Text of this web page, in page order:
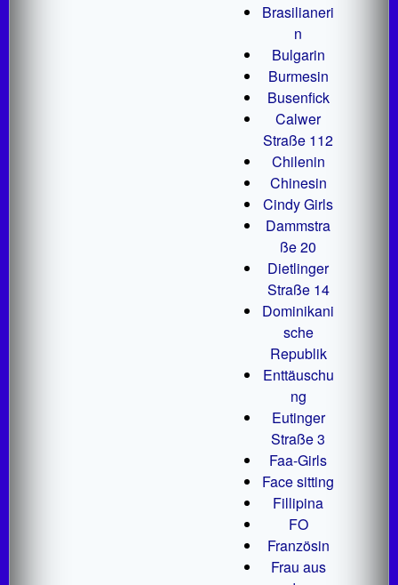
Brasilianeri
n
Bulgarin
Burmesin
Busenfick
Calwer
Straße 112
Chilenin
Chinesin
Cindy Girls
Dammstra
ße 20
Dietlinger
Straße 14
Dominikani
sche
Republik
Enttäuschu
ng
Eutinger
Straße 3
Faa-Girls
Face sitting
Fillipina
FO
Französin
Frau aus